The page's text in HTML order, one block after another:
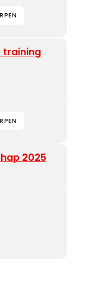
training
2025